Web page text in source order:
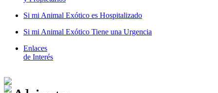
Si mi Animal Exótico es Hospitalizado
Si mi Animal Exótico Tiene una Urgencia
Enlaces
de Interés